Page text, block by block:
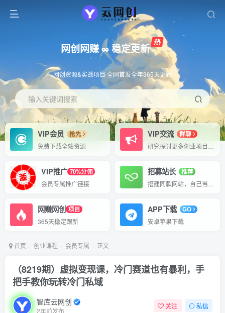
网创网赚 ∞ 稳定更新
网创资源&实战项目 全网首发全年365天更新
输入关键词搜索
VIP会员
抢先
免费下载全站资源
VIP交流
群聊
VIP推广 70%分佣
会员专属推广链接
招募站长
推荐
网赚网创 项目
365天稳定跟新
APP下载
GO
安卓苹果下载
首页 创业课程 会员专属 正文
（8219期）虚拟变现课，冷门赛道也有暴利，手
把手教你玩转冷门私域
智库云网创
2年前发布
关注 私信